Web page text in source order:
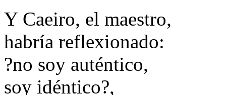
Y Caeiro, el maestro,
habría reflexionado:
?no soy auténtico,
soy idéntico?,